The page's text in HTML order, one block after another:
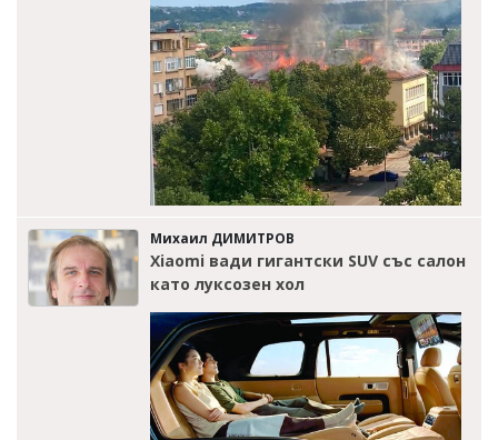
Михаил ДИМИТРОВ
Xiaomi вади гигантски SUV със салон
като луксозен хол